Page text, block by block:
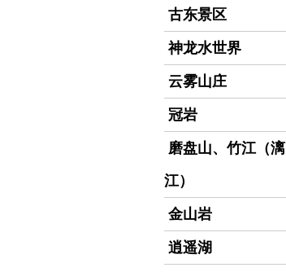
古东景区
神龙水世界
云雾山庄
冠岩
磨盘山、竹江（漓
江）
金山岩
逍遥湖